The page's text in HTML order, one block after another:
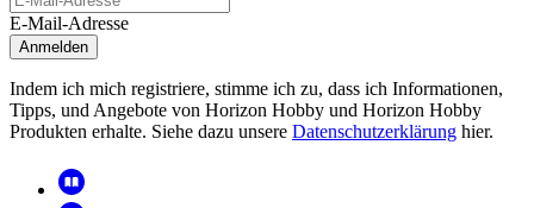
E-Mail-Adresse
Anmelden
Indem ich mich registriere, stimme ich zu, dass ich Informationen,
Tipps, und Angebote von Horizon Hobby und Horizon Hobby
Produkten erhalte. Siehe dazu unsere Datenschutzerklärung hier.